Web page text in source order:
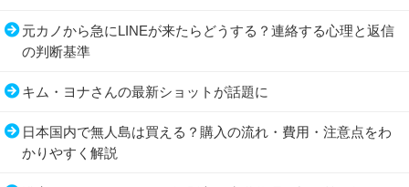
元カノから急にLINEが来たらどうする？連絡する心理と返信
の判断基準
キム・ヨナさんの最新ショットが話題に
日本国内で無人島は買える？購入の流れ・費用・注意点をわ
かりやすく解説